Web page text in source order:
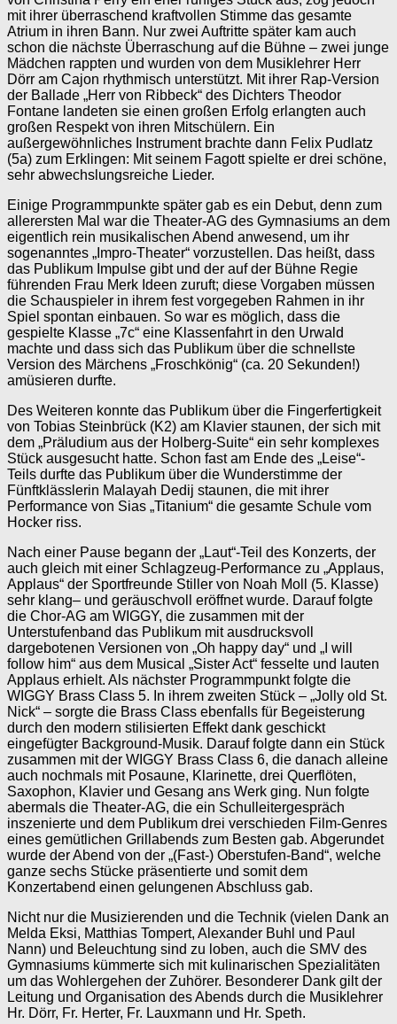
mit ihrer überraschend kraftvollen Stimme das gesamte
Atrium in ihren Bann. Nur zwei Auftritte später kam auch
schon die nächste Überraschung auf die Bühne – zwei junge
Mädchen rappten und wurden von dem Musiklehrer Herr
Dörr am Cajon rhythmisch unterstützt. Mit ihrer Rap-Version
der Ballade „Herr von Ribbeck“ des Dichters Theodor
Fontane landeten sie einen großen Erfolg erlangten auch
großen Respekt von ihren Mitschülern. Ein
außergewöhnliches Instrument brachte dann Felix Pudlatz
(5a) zum Erklingen: Mit seinem Fagott spielte er drei schöne,
sehr abwechslungsreiche Lieder.
Einige Programmpunkte später gab es ein Debut, denn zum
allerersten Mal war die Theater-AG des Gymnasiums an dem
eigentlich rein musikalischen Abend anwesend, um ihr
sogenanntes „Impro-Theater“ vorzustellen. Das heißt, dass
das Publikum Impulse gibt und der auf der Bühne Regie
führenden Frau Merk Ideen zuruft; diese Vorgaben müssen
die Schauspieler in ihrem fest vorgegeben Rahmen in ihr
Spiel spontan einbauen. So war es möglich, dass die
gespielte Klasse „7c“ eine Klassenfahrt in den Urwald
machte und dass sich das Publikum über die schnellste
Version des Märchens „Froschkönig“ (ca. 20 Sekunden!)
amüsieren durfte.
Des Weiteren konnte das Publikum über die Fingerfertigkeit
von Tobias Steinbrück (K2) am Klavier staunen, der sich mit
dem „Präludium aus der Holberg-Suite“ ein sehr komplexes
Stück ausgesucht hatte. Schon fast am Ende des „Leise“-
Teils durfte das Publikum über die Wunderstimme der
Fünftklässlerin Malayah Dedij staunen, die mit ihrer
Performance von Sias „Titanium“ die gesamte Schule vom
Hocker riss.
Nach einer Pause begann der „Laut“-Teil des Konzerts, der
auch gleich mit einer Schlagzeug-Performance zu „Applaus,
Applaus“ der Sportfreunde Stiller von Noah Moll (5. Klasse)
sehr klang– und geräuschvoll eröffnet wurde. Darauf folgte
die Chor-AG am WIGGY, die zusammen mit der
Unterstufenband das Publikum mit ausdrucksvoll
dargebotenen Versionen von „Oh happy day“ und „I will
follow him“ aus dem Musical „Sister Act“ fesselte und lauten
Applaus erhielt. Als nächster Programmpunkt folgte die
WIGGY Brass Class 5. In ihrem zweiten Stück – „Jolly old St.
Nick“ – sorgte die Brass Class ebenfalls für Begeisterung
durch den modern stilisierten Effekt dank geschickt
eingefügter Background-Musik. Darauf folgte dann ein Stück
zusammen mit der WIGGY Brass Class 6, die danach alleine
auch nochmals mit Posaune, Klarinette, drei Querflöten,
Saxophon, Klavier und Gesang ans Werk ging. Nun folgte
abermals die Theater-AG, die ein Schulleitergespräch
inszenierte und dem Publikum drei verschieden Film-Genres
eines gemütlichen Grillabends zum Besten gab. Abgerundet
wurde der Abend von der „(Fast-) Oberstufen-Band“, welche
ganze sechs Stücke präsentierte und somit dem
Konzertabend einen gelungenen Abschluss gab.
Nicht nur die Musizierenden und die Technik (vielen Dank an
Melda Eksi, Matthias Tompert, Alexander Buhl und Paul
Nann) und Beleuchtung sind zu loben, auch die SMV des
Gymnasiums kümmerte sich mit kulinarischen Spezialitäten
um das Wohlergehen der Zuhörer. Besonderer Dank gilt der
Leitung und Organisation des Abends durch die Musiklehrer
Hr. Dörr, Fr. Herter, Fr. Lauxmann und Hr. Speth.